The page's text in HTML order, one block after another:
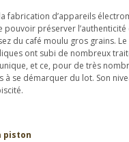
fabrication d’appareils
préserver
du café moulu gros grains.
ont subi de nombreux
et ce, pour de très
se démarquer du lot. Son
piston